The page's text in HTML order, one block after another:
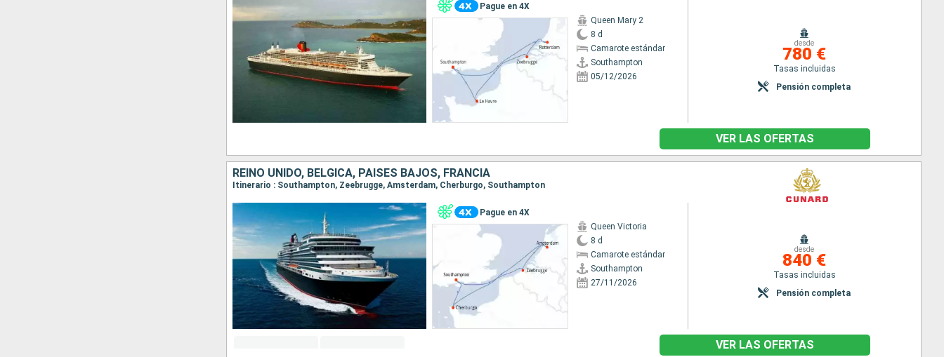
Pague en 4X
Queen Mary 2
8 d
Camarote estándar
Southampton
05/12/2026
desde
780 €
Tasas incluidas
Pensión completa
VER LAS OFERTAS
REINO UNIDO, BÉLGICA, PAISES BAJOS, FRANCIA
Itinerario : Southampton, Zeebrugge, Amsterdam, Cherburgo, Southampton
Pague en 4X
Queen Victoria
8 d
Camarote estándar
Southampton
27/11/2026
desde
840 €
Tasas incluidas
Pensión completa
VER LAS OFERTAS